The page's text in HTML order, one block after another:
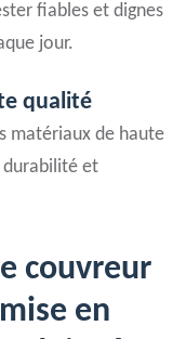
fiables et dignes
jour.
qualité
matériaux de haute
et
couvreur
en